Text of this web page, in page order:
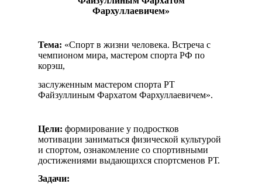
Фархуллаевичем»
Тема: «Спорт в жизни человека. Встреча с
чемпионом мира, мастером спорта РФ по
корэш,
заслуженным мастером спорта РТ
Файзуллиным Фархатом Фархуллаевичем».
Цели: формирование у подростков
мотивации заниматься физической культурой
и спортом, ознакомление со спортивными
достижениями выдающихся спортсменов РТ.
Задачи: